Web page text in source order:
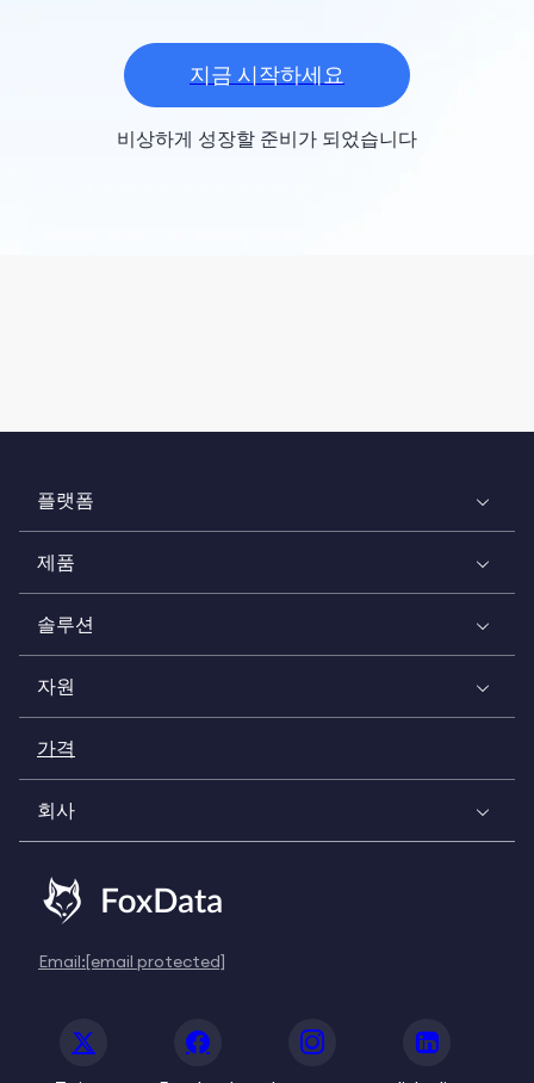
지금 시작하세요
비상하게 성장할 준비가 되었습니다
플랫폼
제품
솔루션
자원
가격
회사
Email:[email protected]